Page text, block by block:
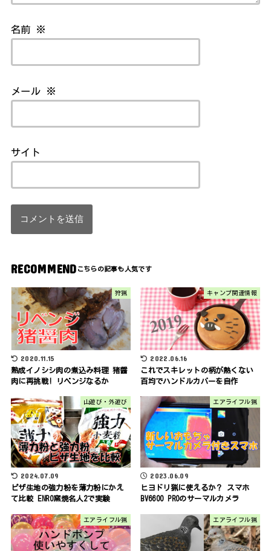
名前 ※
メール ※
サイト
RECOMMEND
狩猟
2020.11.15
熟成イノシシ肉の煮込み料理 猪醤
肉に再挑戦! リベンジなるか
キャンプ関連情報
2022.06.16
これでスキレットの柄が熱くない
百均でハンドルカバーを自作
山遊び・外遊び
2024.07.09
ピザ生地の強力粉を薄力粉にかえ
て比較 ENRO窯焼名人2で実験
エアライフル猟
2023.06.09
ヒヨドリ猟に使えるか？ スマホ
BV6600 PROのサーマルカメラ
エアライフル猟 エアライフル猟